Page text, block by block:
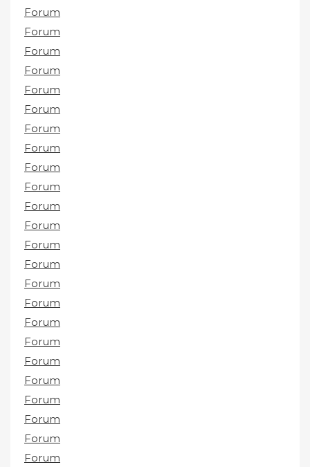
Forum
Forum
Forum
Forum
Forum
Forum
Forum
Forum
Forum
Forum
Forum
Forum
Forum
Forum
Forum
Forum
Forum
Forum
Forum
Forum
Forum
Forum
Forum
Forum